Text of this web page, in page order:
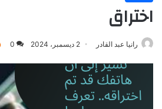
اختراق
رانيا عبد القادر 2 ديسمبر، 2024 0